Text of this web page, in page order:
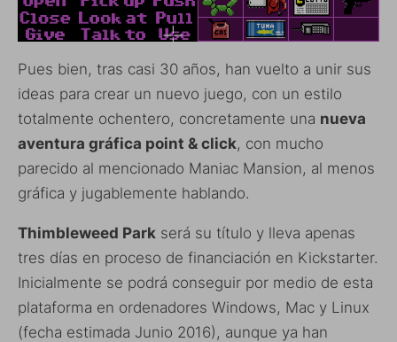
Pues bien, tras casi 30 años, han vuelto a unir sus
ideas para crear un nuevo juego, con un estilo
totalmente ochentero, concretamente una nueva
aventura gráfica point & click, con mucho
parecido al mencionado Maniac Mansion, al menos
gráfica y jugablemente hablando.
Thimbleweed Park será su título y lleva apenas
tres días en proceso de financiación en Kickstarter.
Inicialmente se podrá conseguir por medio de esta
plataforma en ordenadores Windows, Mac y Linux
(fecha estimada Junio 2016), aunque ya han